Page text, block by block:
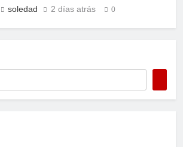
soledad 2 días atrás 0